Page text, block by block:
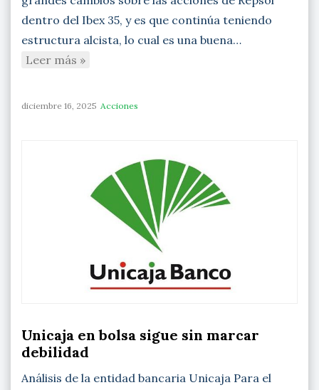
dentro del Ibex 35, y es que continúa teniendo
estructura alcista, lo cual es una buena…
Leer más »
diciembre 16, 2025 Acciones
Unicaja en bolsa sigue sin marcar
debilidad
Análisis de la entidad bancaria Unicaja Para el